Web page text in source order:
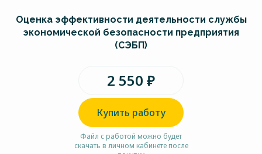
Оценка эффективности деятельности службы
экономической безопасности предприятия
(СЭБП)
2 550 ₽
Купить работу
Файл с работой можно будет
скачать в личном кабинете после